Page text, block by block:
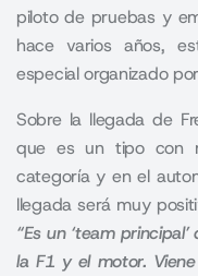
piloto de pruebas y
hace varios años,
especial organizado
Sobre la llegada de
que es un tipo con
categoría y en el
llegada será muy
“Es un ‘team
la F1 y el motor.